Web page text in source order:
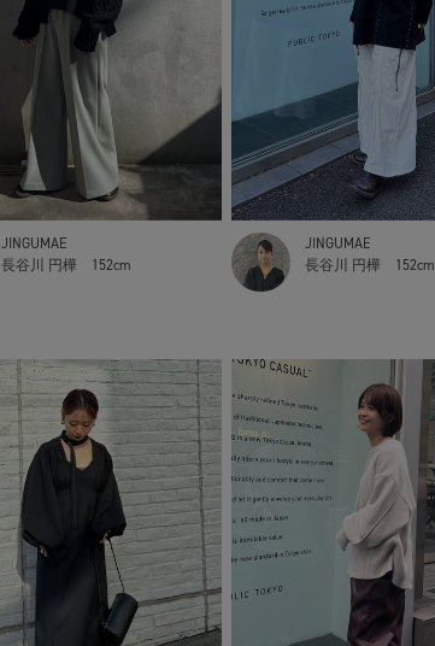
JINGUMAE
長谷川 円樺
152cm
JINGUMAE
長谷川 円樺
152cm